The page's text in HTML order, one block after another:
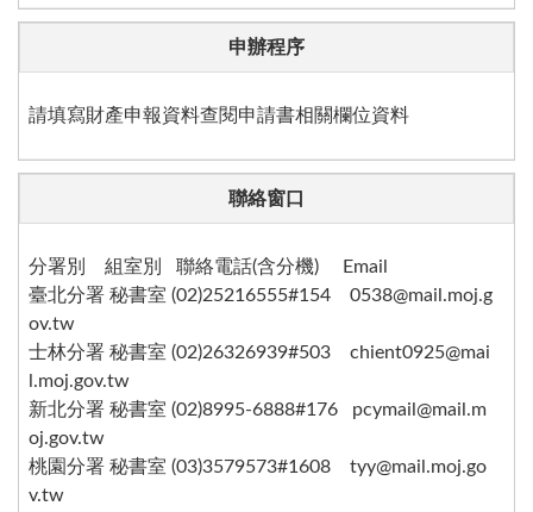
申辦程序
請填寫財產申報資料查閱申請書相關欄位資料
聯絡窗口
分署別 組室別 聯絡電話(含分機) Email
臺北分署 秘書室 (02)25216555#154 0538@mail.moj.g
ov.tw
士林分署 秘書室 (02)26326939#503 chient0925@mai
l.moj.gov.tw
新北分署 秘書室 (02)8995-6888#176 pcymail@mail.m
oj.gov.tw
桃園分署 秘書室 (03)3579573#1608 tyy@mail.moj.go
v.tw